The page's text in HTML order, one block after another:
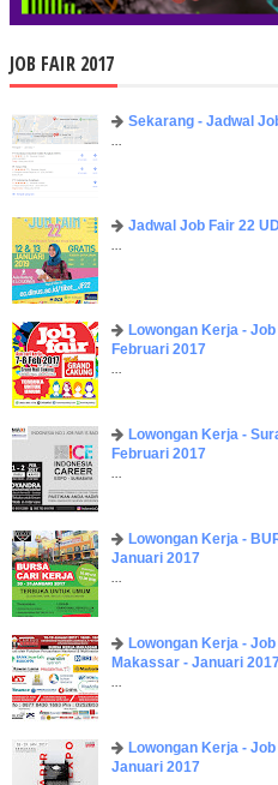
JOB FAIR 2017
Sekarang - Jadwal
Jadwal Job Fair 22
Lowongan Kerja -
Februari 2017
Lowongan Kerja -
Februari 2017
Lowongan Kerja -
Januari 2017
Lowongan Kerja -
Makassar - Januari
Lowongan Kerja -
Januari 2017